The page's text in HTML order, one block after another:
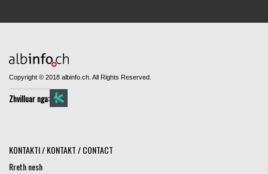
Copyright © 2018 albinfo.ch. All Rights Reserved.
Zhvilluar nga:
KONTAKTI / KONTAKT / CONTACT
Rreth nesh